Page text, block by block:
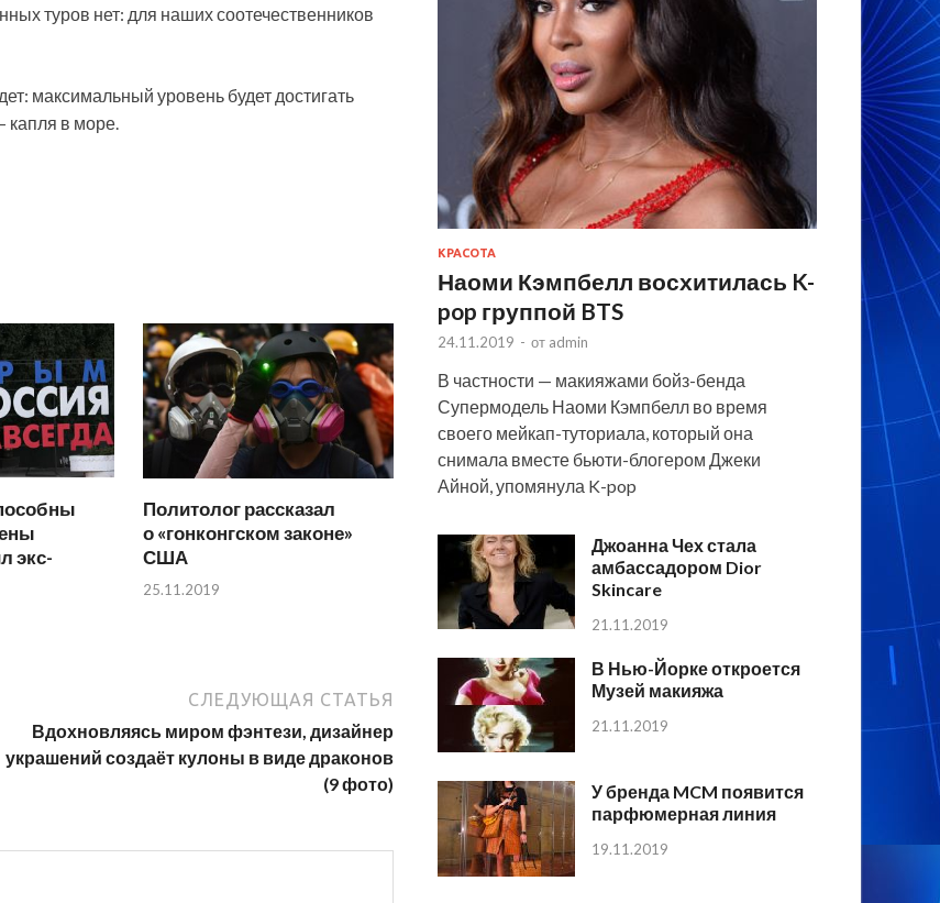
туров нет: для наших соотечественников
максимальный уровень будет достигать
капля в море.
экс-
Политолог рассказал
о «гонконгском законе»
США
25.11.2019
СЛЕДУЮЩАЯ СТАТЬЯ
Вдохновляясь миром фэнтези, дизайнер
украшений создаёт кулоны в виде драконов
(9 фото)
КРАСОТА
Наоми Кэмпбелл восхитилась K-
pop группой BTS
24.11.2019 - от admin
В частности — макияжами бойз-бенда
Супермодель Наоми Кэмпбелл во время
своего мейкап-туториала, который она
снимала вместе бьюти-блогером Джеки
Айной, упомянула K-pop
Джоанна Чех стала
амбассадором Dior
Skincare
21.11.2019
В Нью-Йорке откроется
Музей макияжа
21.11.2019
У бренда MCM появится
парфюмерная линия
19.11.2019